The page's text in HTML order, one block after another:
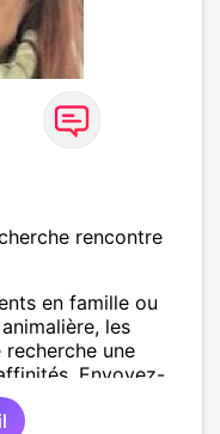
rencontre
en famille ou
les
une
Envoyez-